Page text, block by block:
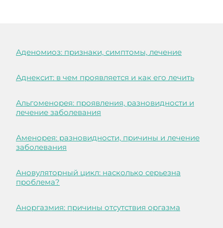
Аденомиоз: признаки, симптомы, лечение
Аднексит: в чем проявляется и как его лечить
Альгоменорея: проявления, разновидности и
лечение заболевания
Аменорея: разновидности, причины и лечение
заболевания
Ановуляторный цикл: насколько серьезна
проблема?
Аноргазмия: причины отсутствия оргазма